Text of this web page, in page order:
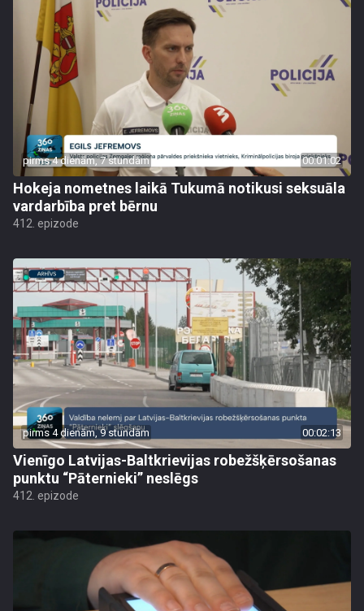
pirms 4 dienām, 7 stundām 00:01:02
Hokeja nometnes laikā Tukumā notikusi seksuāla
vardarbība pret bērnu
412. epizode
pirms 4 dienām, 9 stundām 00:02:13
Vienīgo Latvijas-Baltkrievijas robežšķērsošanas
punktu “Pāternieki” neslēgs
412. epizode